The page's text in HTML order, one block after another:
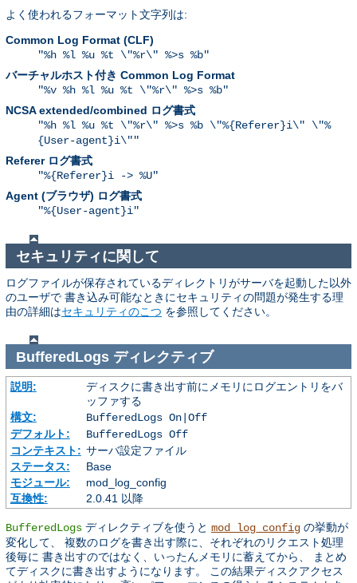
よく使われるフォーマット文字列は:
Common Log Format (CLF)
"%h %l %u %t \"%r\" %>s %b"
バーチャルホスト付き Common Log Format
"%v %h %l %u %t \"%r\" %>s %b"
NCSA extended/combined ログ書式
"%h %l %u %t \"%r\" %>s %b \"%{Referer}i\" \"%
{User-agent}i\""
Referer ログ書式
"%{Referer}i -> %U"
Agent (ブラウザ) ログ書式
"%{User-agent}i"
セキュリティに関して
ログファイルが保存されているディレクトリがサーバを起動した以外
のユーザで 書き込み可能なときにセキュリティの問題が発生する理
由の詳細はセキュリティのこつ を参照してください。
BufferedLogsディレクティブ
説明:
ディスクに書き出す前にメモリにログエントリをバ
ッファする
構文:
BufferedLogs On|Off
デフォルト:
BufferedLogs Off
コンテキスト: サーバ設定ファイル
ステータス:
Base
モジュール:
mod_log_config
互換性:
2.0.41 以降
BufferedLogs ディレクティブを使うと mod_log_config の挙動が
変化して、 複数のログを書き出す際に、それぞれのリクエスト処理
後毎に 書き出すのではなく、いったんメモリに蓄えてから、 まとめ
てディスクに書き出すようになります。 この結果ディスクアクセス